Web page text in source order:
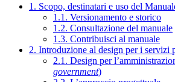
1. Scopo, destinatari e uso del
1.1. Versionamento e storico
1.2. Consultazione del manuale
1.3. Contribuisci al manuale
2. Introduzione al design per i servizi
2.1. Design per
government)